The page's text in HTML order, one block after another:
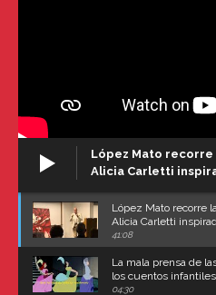
López Mato recorre
Alicia Carletti
López Mato recorre
Alicia Carletti
Carroll
41:08
La mala prensa de
los cuentos infantiles
04:30